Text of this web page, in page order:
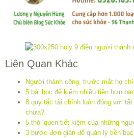
Liên Quan Khác
Người thành công, trước mắt họ
5 bài học để kiếm nhiều tiền hơn
8 quy tắc tài chính luôn đúng với
chưa?
5 thói quen tiết kiệm của những
3 bước đơn giản để quản lý tiền